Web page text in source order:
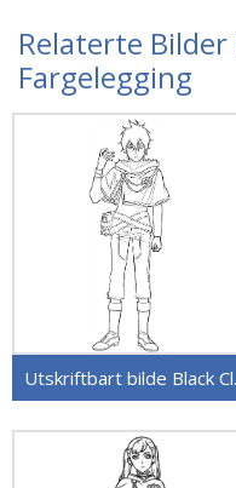
Relaterte Bilder
Fargelegging